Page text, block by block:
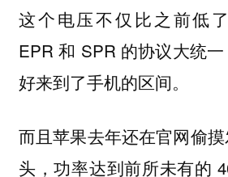
这个电压不仅比之前低
EPR 和 SPR 的协议大统
好来到了手机的区间。
而且苹果去年还在官网偷
头，功率达到前所未有的